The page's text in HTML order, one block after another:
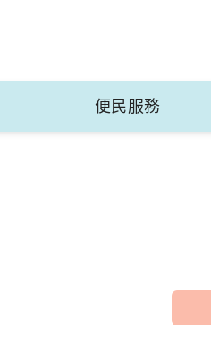
便民服務